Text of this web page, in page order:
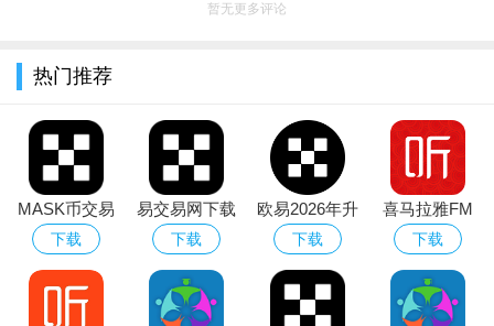
咨询就可以有完美的解决方案哦。
：商品种类最全，购物首选平台
：自营物流快，正品有保障
拼多多：拼团超低价，百亿补贴真香
唯品会：品牌折扣特卖，天天都有好价
苏宁易购：家电数码强，售后更安心
抖音商城：边看视频边购物，潮流好物多
得物：潮流单品鉴别，正品潮人聚集地
美团 ：本地生活全，外卖团购一应俱全
：美食即时达，应急购物也方便
暂无更多评论
热门推荐
MASK币交易
所下载官方最
新版本
下载
易交易网下载
2026最新版
下载
欧易2026年升
级新版本
下载
喜马拉雅FM
手机客户端
下载